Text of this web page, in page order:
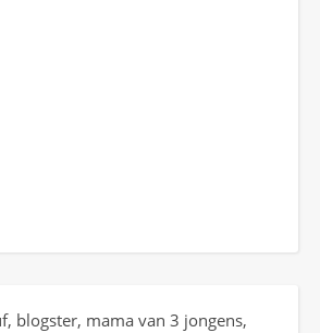
blogster, mama van 3 jongens,